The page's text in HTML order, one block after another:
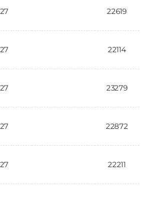
22619
22114
23279
22872
22211